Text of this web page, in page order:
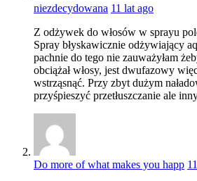
niezdecydowana 11 lat ago
Z odżywek do włosów w sprayu
Spray błyskawicznie odżywiający
pachnie do tego nie zauważyłam
obciążał włosy, jest dwufazowy
wstrząsnąć. Przy zbyt dużym
przyśpieszyć przetłuszczanie ale
Do more of what makes you happ